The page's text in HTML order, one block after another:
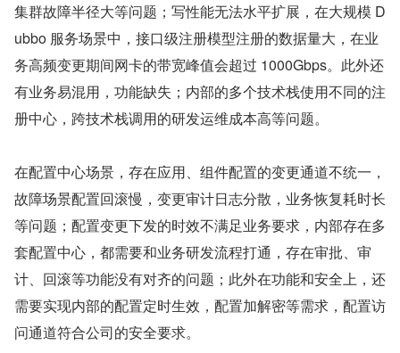
集群故障半径大等问题；写性能无法水平扩展，在大规模 D
ubbo 服务场景中，接口级注册模型注册的数据量大，在业
务高频变更期间网卡的带宽峰值会超过 1000Gbps。此外还
有业务易混用，功能缺失；内部的多个技术栈使用不同的注
册中心，跨技术栈调用的研发运维成本高等问题。
在配置中心场景，存在应用、组件配置的变更通道不统一，
故障场景配置回滚慢，变更审计日志分散，业务恢复耗时长
等问题；配置变更下发的时效不满足业务要求，内部存在多
套配置中心，都需要和业务研发流程打通，存在审批、审
计、回滚等功能没有对齐的问题；此外在功能和安全上，还
需要实现内部的配置定时生效，配置加解密等需求，配置访
问通道符合公司的安全要求。